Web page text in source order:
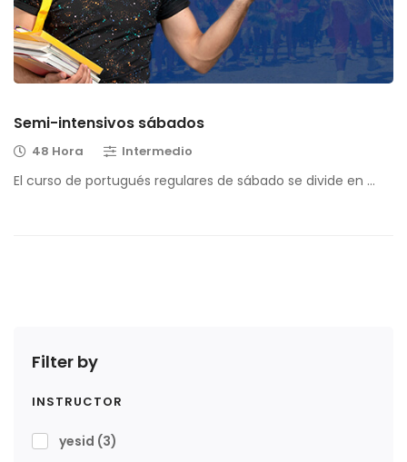
Filter by
INSTRUCTOR
yesid (3)
Semi-intensivos sábados
48 Hora Intermedio
El curso de portugués regulares de sábado se divide en …